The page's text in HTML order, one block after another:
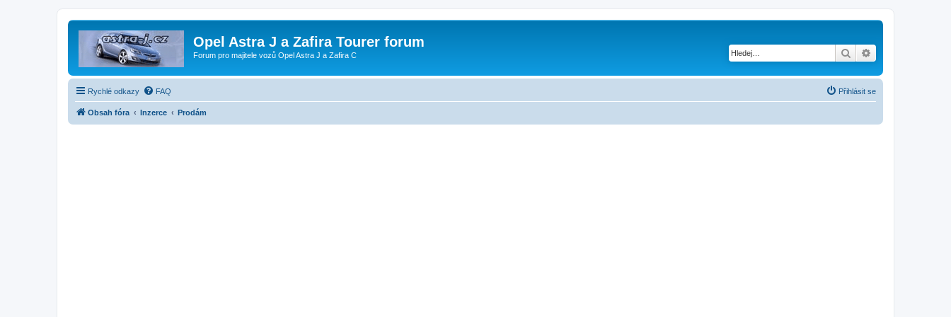
Opel Astra J a Zafira Tourer forum
Forum pro majitele vozů Opel Astra J a Zafira C Hledat
Rychlé odkazy FAQ Přihlásit se
Obsah fóra Inzerce Prodám